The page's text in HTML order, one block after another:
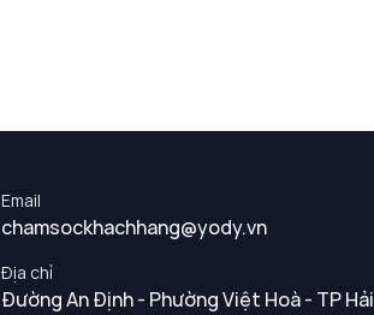
Email
chamsockhachhang@yody.vn
Địa chỉ
Đường An Định - Phường Việt Hoà - TP Hải